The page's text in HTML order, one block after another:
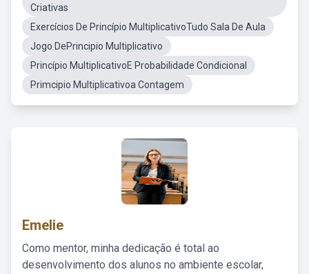
Criativas
Exercícios De Princípio MultiplicativoTudo Sala De Aula
Jogo DePrincipio Multiplicativo
Princípio MultiplicativoE Probabilidade Condicional
Primcipio Multiplicativoa Contagem
Emelie
Como mentor, minha dedicação é total ao
desenvolvimento dos alunos no ambiente escolar,